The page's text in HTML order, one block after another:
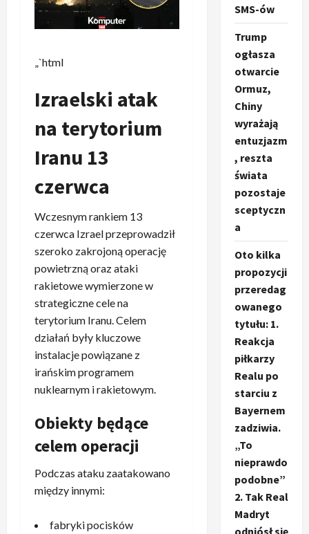
„`html
Izraelski atak
na terytorium
Iranu 13
czerwca
Wczesnym rankiem 13
czerwca Izrael przeprowadził
szeroko zakrojoną operację
powietrzną oraz ataki
rakietowe wymierzone w
strategiczne cele na
terytorium Iranu. Celem
działań były kluczowe
instalacje powiązane z
irańskim programem
nuklearnym i rakietowym.
Obiekty będące
celem operacji
Podczas ataku zaatakowano
między innymi:
fabryki pocisków
SMS-ów
Trump
ogłasza
otwarcie
Ormuz,
Chiny
wyrażają
entuzjazm
, reszta
świata
pozostaje
sceptyczn
a
Oto kilka
propozycji
przeredag
owanego
tytułu: 1.
Reakcja
piłkarzy
Realu po
starciu z
Bayernem
zadziwia.
„To
nieprawdo
podobne”
2. Tak Real
Madryt
odniósł się